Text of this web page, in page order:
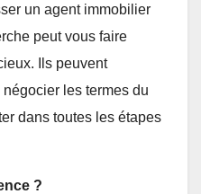
un agent immobilier
peut vous faire
Ils peuvent
les termes du
dans toutes les étapes
?